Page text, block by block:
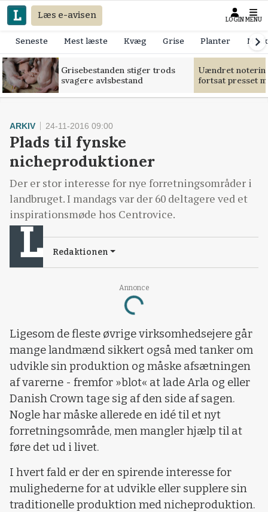
Læs e-avisen LOGIN MENU
Seneste Mest læste Kvæg Grise Planter
Grisebestanden stiger trods
svagere avlsbestand
Uændret
fortsat presset
Annonce
Loading...
ARKIV 24-11-2016 09:00
Plads til fynske
nicheproduktioner
Der er stor interesse for nye forretningsområder i
landbruget. I mandags var der 60 deltagere ved et
inspirationsmøde hos Centrovice.
Redaktionen
Ligesom de fleste øvrige virksomhedsejere går
mange landmænd sikkert også med tanker om
udvikle sin produktion og måske afsætningen
af varerne - fremfor »blot« at lade Arla og eller
Danish Crown tage sig af den side af sagen.
Nogle har måske allerede en idé til et nyt
forretningsområde, men mangler hjælp til at
føre det ud i livet.
I hvert fald er der en spirende interesse for
mulighederne for at udvikle eller supplere sin
traditionelle produktion med nicheproduktion.